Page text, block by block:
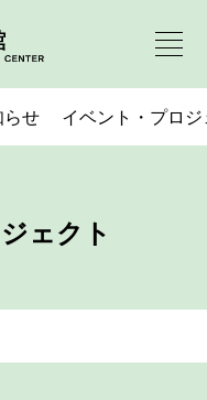
らせ イベント・プロ
ェクト